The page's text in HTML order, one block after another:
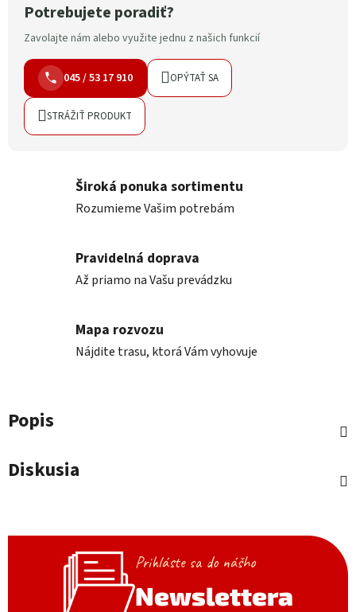
Potrebujete poradiť?
Zavolajte nám alebo využite jednu z našich funkcií
045 / 53 17 910 OPÝTAŤ SA
STRÁŽIŤ PRODUKT
Široká ponuka sortimentu
Rozumieme Vašim potrebám
Pravidelná doprava
Až priamo na Vašu prevádzku
Mapa rozvozu
Nájdite trasu, ktorá Vám vyhovuje
Popis
Diskusia
Prihláste sa do nášho
Newslettera